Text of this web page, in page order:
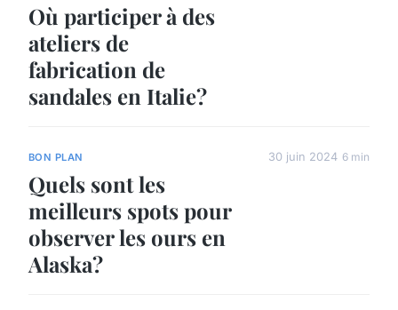
Où participer à des
ateliers de
fabrication de
sandales en Italie?
BON PLAN
Quels sont les
meilleurs spots pour
observer les ours en
Alaska?
30 juin 2024 6 min